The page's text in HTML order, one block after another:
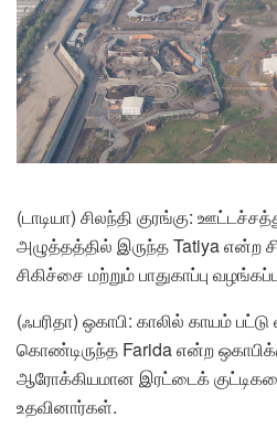
(டாடியா) சிலந்தி குரங்கு:
அழுத்தத்தில் இருந்த Tatiya என்ற
சிகிச்சை மற்றும் பாதுகாப்பு
(ஃபரிதா) ஒகாபி: காலில் காயம் பட்டு
கொண்டிருந்த Farida என்ற
ஆரோக்கியமான இரட்டைக்
உதவினார்கள்.